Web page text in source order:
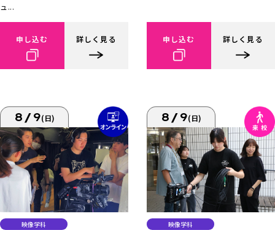
ュ...
申し込む 詳しく見る 申し込む 詳しく見る
8/9(日)
映像学科
8/9(日)
映像学科